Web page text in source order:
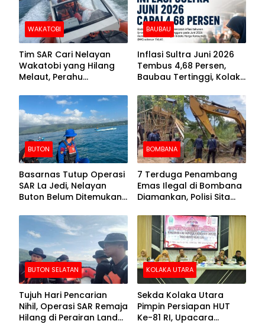
WAKATOBI
Tim SAR Cari Nelayan
Wakatobi yang Hilang
Melaut, Perahu
Kemasukan Air
BAUBAU
Inflasi Sultra Juni 2026
Tembus 4,68 Persen,
Baubau Tertinggi, Kolaka
BUTON
Basarnas Tutup Operasi
SAR La Jedi, Nelayan
Buton Belum Ditemukan
BOMBANA
7 Terduga Penambang
Emas Ilegal di Bombana
Diamankan, Polisi Sita
Crusher
BUTON SELATAN
Tujuh Hari Pencarian
Nihil, Operasi SAR Remaja
Hilang di Perairan Lande
KOLAKA UTARA
Sekda Kolaka Utara
Pimpin Persiapan HUT
Ke-81 RI, Upacara